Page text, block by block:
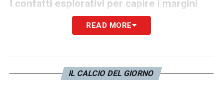
I contatti esplorativi per capire i margini
d’azione su Oblak sono già avviat
torinese vuole farsi trovare pronto nel caso
definitivamente sfumare.
READ MORE
IL CALCIO DEL GIORNO